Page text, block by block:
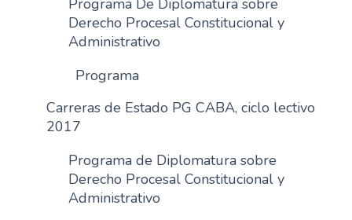
Programa De Diplomatura sobre
Derecho Procesal Constitucional y
Administrativo
Programa
Carreras de Estado PG CABA, ciclo lectivo
2017
Programa de Diplomatura sobre
Derecho Procesal Constitucional y
Administrativo